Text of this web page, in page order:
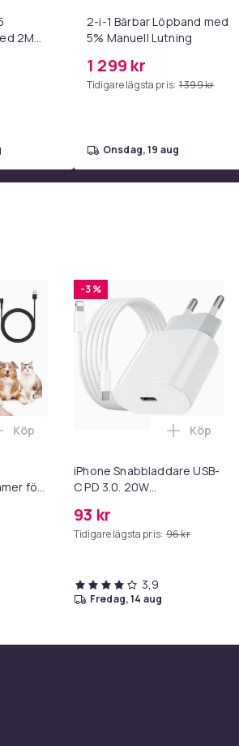
2M
2-i-1 Bärbar Löpband med
5% Manuell Lutning
1 299 kr
Tidigare lägsta pris: 1 399 kr
onsdag, 19 aug
med belysning –
för
Lägg till Hundtrimmer / Tasstrimmer -
Köp
-3 %
iPhone Snabbladdare USB-
C PD 3.0. 20W
93 kr
Tidigare lägsta pris: 96 kr
Lägg till
Köp
3,9
fredag, 14 aug